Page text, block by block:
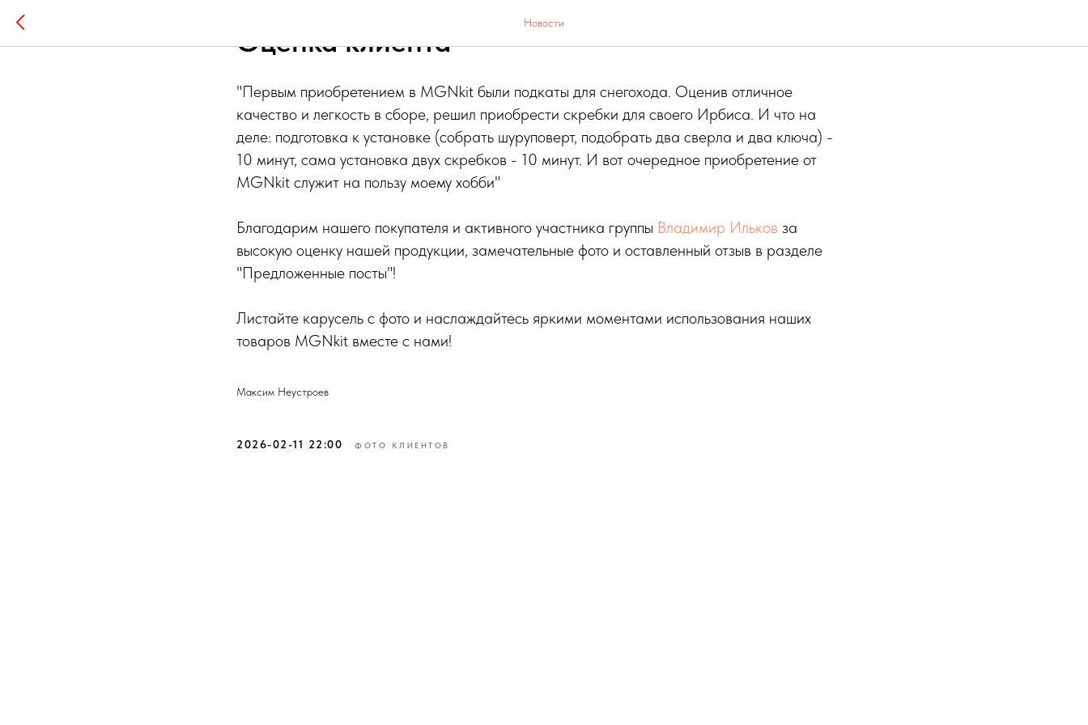
Новости
Оценка клиента
"Первым приобретением в MGNkit были подкаты для снегохода. Оценив отличное
качество и легкость в сборе, решил приобрести скребки для своего Ирбиса. И что на
деле: подготовка к установке (собрать шуруповерт, подобрать два сверла и два ключа) -
10 минут, сама установка двух скребков - 10 минут. И вот очередное приобретение от
MGNkit служит на пользу моему хобби"
Благодарим нашего покупателя и активного участника группы Владимир Ильков за
высокую оценку нашей продукции, замечательные фото и оставленный отзыв в разделе
"Предложенные посты"!
Листайте карусель с фото и наслаждайтесь яркими моментами использования наших
товаров MGNkit вместе с нами!
Максим Неустроев
2026-02-11 22:00 ФОТО КЛИЕНТОВ